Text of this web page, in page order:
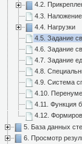
4.2.
4.3.
4.4. Нагрузки
4.5. Задание
4.6. Задание
4.7. Задание
4.8.
4.9. Система
4.10.
4.11. Функция
4.12.
5. База данных
6. Просмотр